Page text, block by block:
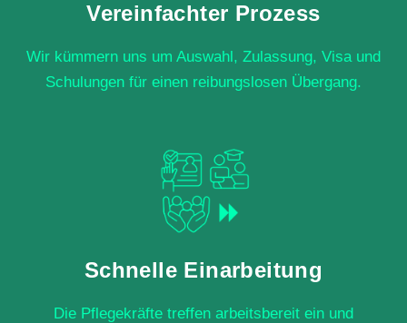
Vereinfachter Prozess
Wir kümmern uns um Auswahl, Zulassung, Visa und
Schulungen für einen reibungslosen Übergang.
Schnelle Einarbeitung
Die Pflegekräfte treffen arbeitsbereit ein und